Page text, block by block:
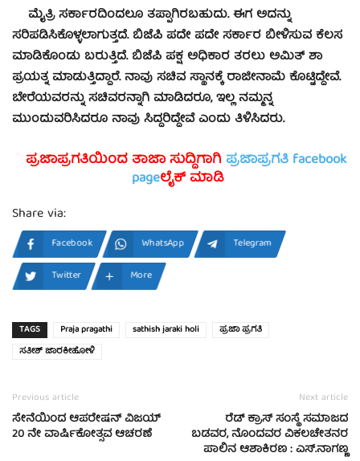
ಮೈತ್ರಿ ಸರ್ಕಾರದಿಂದಲೂ ತಪ್ಪಾಗಿರಬಹುದು. ಈಗ ಅದನ್ನು
ಸರಿಪಡಿಸಿಕೊಳ್ಳಲಾಗುತ್ತದೆ. ಬಿಜೆಪಿ ಪದೇ ಪದೇ ಸರ್ಕಾರ ಬೀಳಿಸುವ ಕೆಲಸ
ಮಾಡಿಕೊಂಡು ಬರುತ್ತಿದೆ. ಬಿಜೆಪಿ ಪಕ್ಷ ಅಧಿಕಾರ ತರಲು ಅಮಿತ್ ಶಾ
ಪ್ರಯತ್ನ ಮಾಡುತ್ತಿದ್ದಾರೆ. ನಾವು ಸಚಿವ ಸ್ಥಾನಕ್ಕೆ ರಾಜೀನಾಮೆ ಕೊಟ್ಟಿದ್ದೇವೆ.
ಬೇರೆಯವರನ್ನು ಸಚಿವರನ್ನಾಗಿ ಮಾಡಿದರೂ, ಇಲ್ಲ ನಮ್ಮನ್ನ
ಮುಂದುವರಿಸಿದರೂ ನಾವು ಸಿದ್ಧರಿದ್ದೇವೆ ಎಂದು ತಿಳಿಸಿದರು.
ಪ್ರಜಾಪ್ರಗತಿಯಿಂದ ತಾಜಾ ಸುದ್ದಿಗಾಗಿ ಪ್ರಜಾಪ್ರಗತಿ facebook
pageಲೈಕ್ ಮಾಡಿ
Share via:
Facebook WhatsApp
Telegram
Twitter
More
TAGS Praja pragathi sathish jaraki holi
ಪ್ರಜಾ ಪ್ರಗತಿ
ಸತೀಶ್ ಜಾರಕೀಹೋಳಿ
Previous article
ಸೇನೆಯಿಂದ ಆಪರೇಷನ್ ವಿಜಯ್
20 ನೇ ವಾರ್ಷಿಕೋತ್ಸವ ಆಚರಣೆ
Next article
ರೆಡ್ ಕ್ರಾಸ್ ಸಂಸ್ಥೆ ಸಮಾಜದ
ಬಡವರ, ನೊಂದವರ ವಿಕಲಚೇತನರ
ಪಾಲಿನ ಆಶಾಕಿರಣ : ಎಸ್.ನಾಗಣ್ಣ